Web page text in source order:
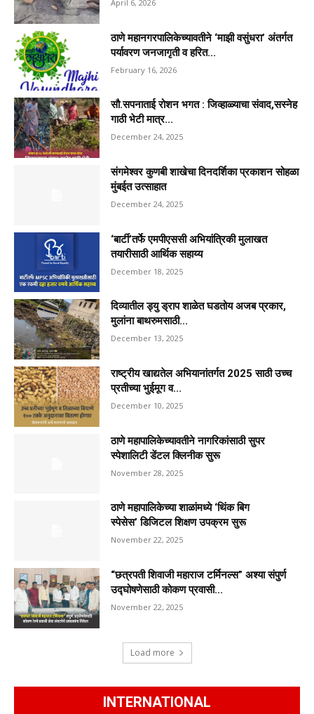
April 6, 2026
ठाणे महानगरपालिकेच्यावतीने ‘माझी वसुंधरा’ अंतर्गत
पर्यावरण जनजागृती व हरित...
February 16, 2026
सौ.सपनाताई रोशन भगत : जिव्हाळ्याचा संवाद,सस्नेह
गाठी भेटी मात्र...
December 24, 2025
संगमेश्वर कुणबी शाखेचा दिनदर्शिका प्रकाशन सोहळा
मुंबईत उत्साहात
December 24, 2025
‘बार्टी’तर्फे एमपीएससी अभियांत्रिकी मुलाखत
तयारीसाठी आर्थिक सहाय्य
December 18, 2025
दिव्यातील ड्यु ड्राप शाळेत घडतोय अजब प्रकार,
मुलांना बाथरुमसाठी...
December 13, 2025
राष्ट्रीय खाद्यतेल अभियानांतर्गत 2025 साठी उच्च
प्रतीच्या भुईमूग व...
December 10, 2025
ठाणे महापालिकेच्यावतीने नागरिकांसाठी सुपर
स्पेशालिटी डेंटल क्लिनीक सुरू
November 28, 2025
ठाणे महापालिकेच्या शाळांमध्ये ‘थिंक बिग
स्पेसेस’ डिजिटल शिक्षण उपक्रम सुरू
November 22, 2025
“छत्रपती शिवाजी महाराज टर्मिनल्स” अश्या संपुर्ण
उद्घोषणेसाठी कोकण प्रवासी...
November 22, 2025
Load more
INTERNATIONAL